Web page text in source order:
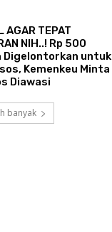
AGAR TEPAT
NIH..! Rp 500
Digelontorkan untuk
Kemenkeu Minta
Diawasi
banyak